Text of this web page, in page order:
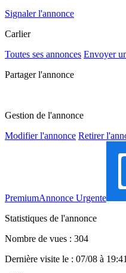
Signaler l'annonce
Carlier
Toutes ses annonces Envoyer
Partager l'annonce
Gestion de l'annonce
Modifier l'annonce Retirer
PremiumAnnonce Urgente
Statistiques de l'annonce
Nombre de vues : 304
Dernière visite le : 07/08 à 19:41